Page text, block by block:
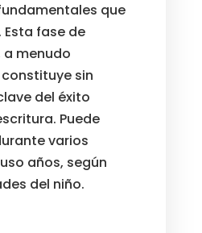
que
fase de
menudo
sin
del éxito
Puede
varios
años, según
del niño.